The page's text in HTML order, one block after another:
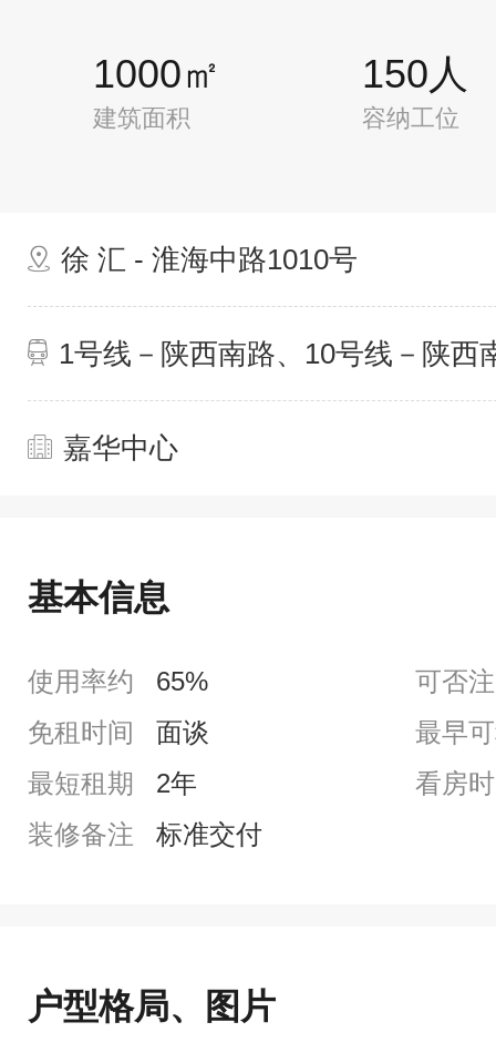
1000㎡
建筑面积
150人
容纳工位
徐 汇 - 淮海中路1010号
1号线－陕西南路、10号线－陕西
嘉华中心
基本信息
使用率约 65%
可否
免租时间
面谈
最早
最短租期
2年
看房
装修备注
标准交付
户型格局、图片